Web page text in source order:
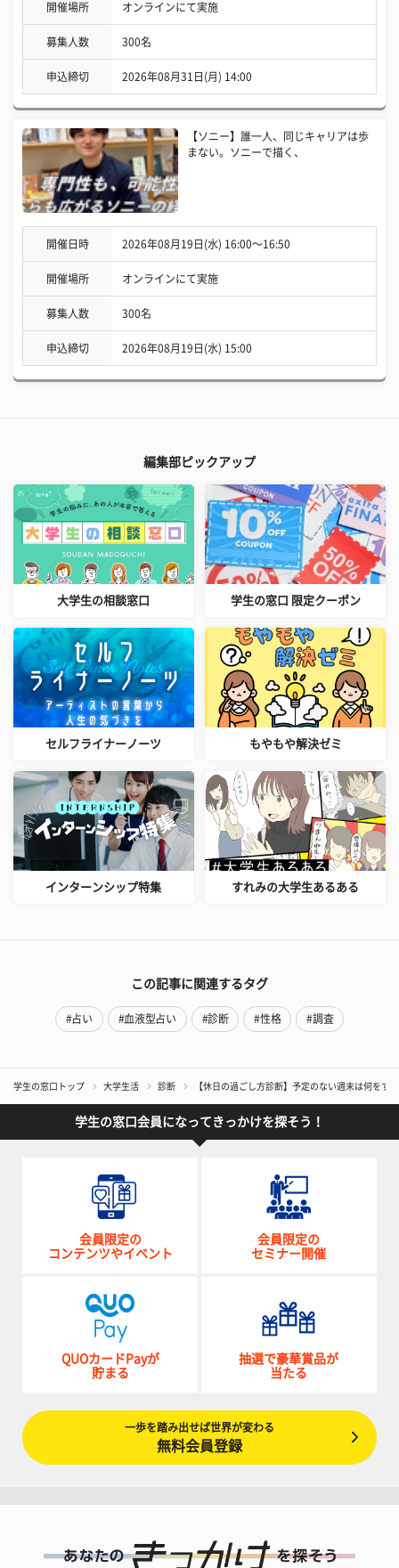
開催場所 オンラインにて実施
募集人数 300名
申込締切 2026年08月31日(月) 14:00
【ソニー】誰一人、同じキャリアは歩
まない。ソニーで描く、
開催日時 2026年08月19日(水) 16:00〜16:50
開催場所 オンラインにて実施
募集人数 300名
申込締切 2026年08月19日(水) 15:00
編集部ピックアップ
大学生の相談窓口 学生の窓口 限定クーポン
セルフライナーノーツ もやもや解決ゼミ
インターンシップ特集 すれみの大学生あるある
この記事に関連するタグ
#占い #血液型占い #診断 #性格 #調査
学生の窓口トップ 大学生活 診断 【休日の過ごし方診断】予定のない週末は何をす
学生の窓口会員になってきっかけを探そう！
会員限定の
コンテンツやイベント
会員限定の
セミナー開催
QUOカードPayが
貯まる
抽選で豪華賞品が
当たる
一歩を踏み出せば世界が変わる
無料会員登録